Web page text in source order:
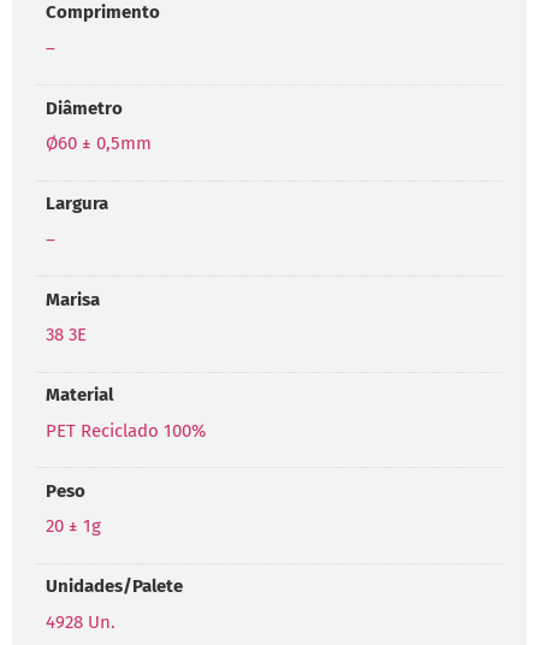
Comprimento
–
Diâmetro
Ø60 ± 0,5mm
Largura
–
Marisa
38 3E
Material
PET Reciclado 100%
Peso
20 ± 1g
Unidades/Palete
4928 Un.